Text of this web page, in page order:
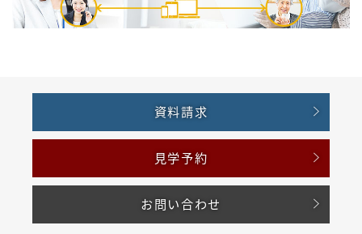
資料請求
見学予約
お問い合わせ